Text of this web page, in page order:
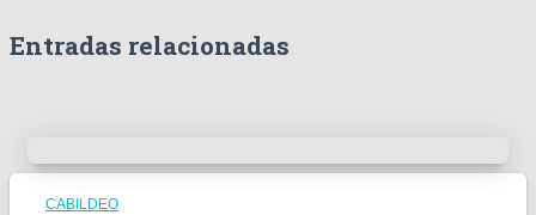
Entradas relacionadas
CABILDEO